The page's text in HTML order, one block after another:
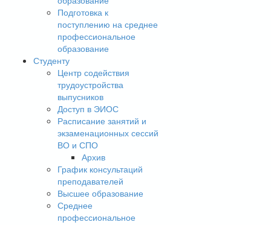
Подготовка к
поступлению на среднее
профессиональное
образование
Студенту
Центр содействия
трудоустройства
выпусников
Доступ в ЭИОС
Расписание занятий и
экзаменационных сессий
ВО и СПО
Архив
График консультаций
преподавателей
Высшее образование
Среднее
профессиональное